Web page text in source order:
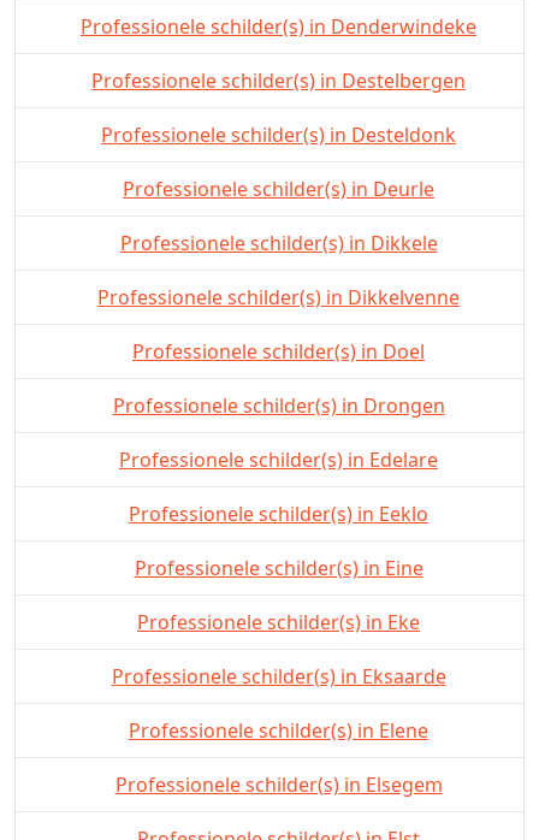
Professionele schilder(s) in Denderwindeke
Professionele schilder(s) in Destelbergen
Professionele schilder(s) in Desteldonk
Professionele schilder(s) in Deurle
Professionele schilder(s) in Dikkele
Professionele schilder(s) in Dikkelvenne
Professionele schilder(s) in Doel
Professionele schilder(s) in Drongen
Professionele schilder(s) in Edelare
Professionele schilder(s) in Eeklo
Professionele schilder(s) in Eine
Professionele schilder(s) in Eke
Professionele schilder(s) in Eksaarde
Professionele schilder(s) in Elene
Professionele schilder(s) in Elsegem